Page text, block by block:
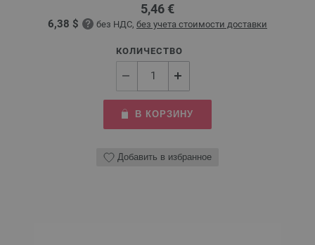
5,46 €
6,38 $ без НДС, без учета стоимости доставки
КОЛИЧЕСТВО
В КОРЗИНУ
Добавить в избранное